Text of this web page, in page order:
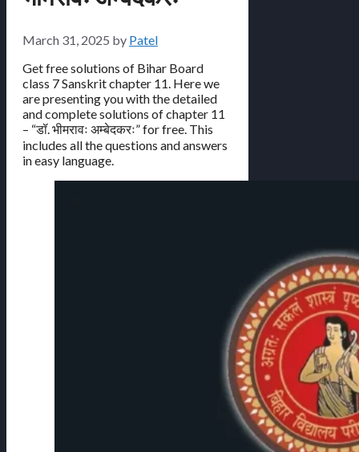
March 31, 2025 by Patel
Get free solutions of Bihar Board
class 7 Sanskrit chapter 11. Here we
are presenting you with the detailed
and complete solutions of chapter 11
– “डॉ. भीमरावः अम्बेदकरः” for free. This
includes all the questions and answers
in easy language.